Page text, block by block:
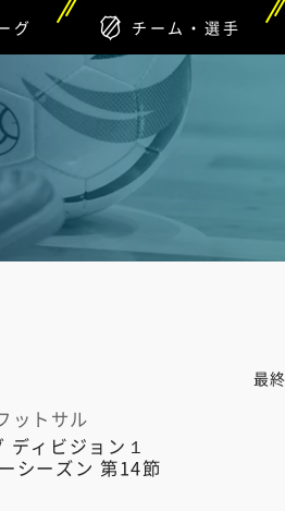
グ チーム・選手
最
ットサル
ディビジョン１
シーズン 第14節